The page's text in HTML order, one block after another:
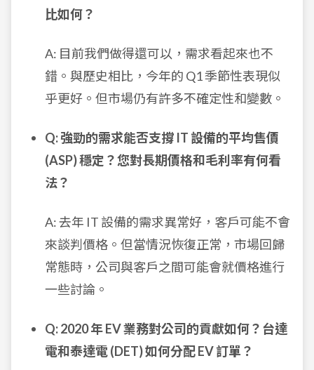
比如何？
A: 目前我們做得還可以，需求看起來也不
錯。與歷史相比，今年的 Q1 季節性表現似
乎更好。但市場仍有許多不確定性和變數。
Q: 強勁的需求能否支撐 IT 設備的平均售價
(ASP) 穩定？您對長期價格和毛利率有何看
法？
A: 去年 IT 設備的需求異常好，客戶可能不會
來談判價格。但當情況恢復正常，市場回歸
常態時，公司與客戶之間可能會就價格進行
一些討論。
Q: 2020 年 EV 業務對公司的貢獻如何？台達
電和泰達電 (DET) 如何分配 EV 訂單？